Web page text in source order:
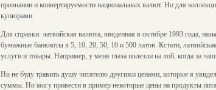
признании и конвертируемости национальных валют. Но для
купюрами.
Для справки: латвийская валюта, введенная в октябре 1993 года,
бумажные банкноты в 5, 10, 20, 50, 10 и 500 латов. Кстати,
услуги и товары. Например, у меня глаза полезли на лоб, когда за
Но не буду травить душу читателю другими ценами, которые я
суммы. Но могу привести в пример некоторые цены на продукты